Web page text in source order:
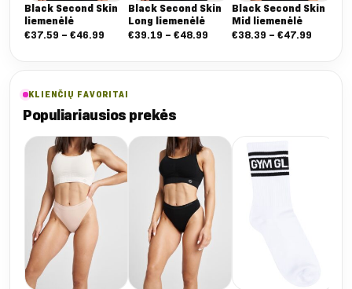
Black Second Skin
liemenėlė
€37.59 – €46.99
Black Second Skin
Long liemenėlė
€39.19 – €48.99
Black Second Skin
Mid liemenėlė
€38.39 – €47.99
KLIENČIŲ FAVORITAI
Populiariausios prekės